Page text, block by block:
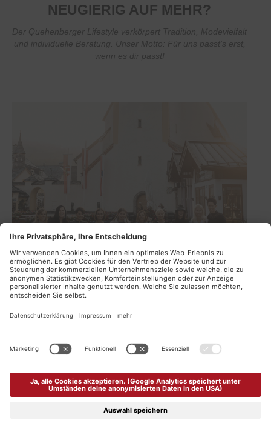
NEUGIERIG AUF MEHR?
Der Quehenberger Lifestyle verkörpert Tradition, Modevielfalt
und individuelle Beratung. Unser Motto: Für uns passt’s erst,
wenn es dir passt!
TEAM
SERVICES